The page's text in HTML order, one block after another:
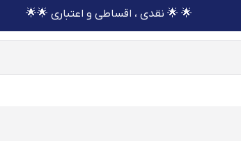
🌟 🌟 نقدی ، اقساطی و اعتباری 🌟🌟